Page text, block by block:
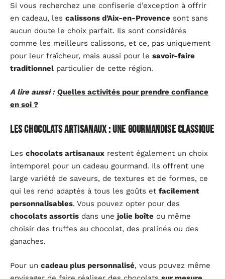
Si vous recherchez une confiserie d’exception à offrir
en cadeau, les calissons d’Aix-en-Provence sont sans
aucun doute le choix parfait. Ils sont considérés
comme les meilleurs calissons, et ce, pas uniquement
pour leur fraîcheur, mais aussi pour le savoir-faire
traditionnel particulier de cette région.
A lire aussi : Quelles activités pour prendre confiance
en soi ?
Les chocolats artisanaux : une gourmandise classique
Les chocolats artisanaux restent également un choix
intemporel pour un cadeau gourmand. Ils offrent une
large variété de saveurs, de textures et de formes, ce
qui les rend adaptés à tous les goûts et facilement
personnalisables. Vous pouvez opter pour des
chocolats assortis dans une jolie boîte ou même
choisir des truffes au chocolat, des pralinés ou des
ganaches.
Pour un cadeau plus personnalisé, vous pouvez même